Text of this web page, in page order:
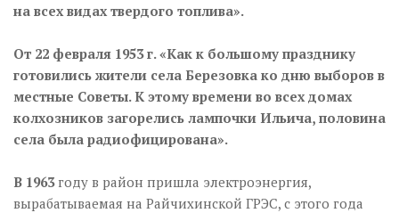
на всех видах твердого топлива».
От 22 февраля 1953 г. «Как к большому празднику
готовились жители села Березовка ко дню выборов в
местные Советы. К этому времени во всех домах
колхозников загорелись лампочки Ильича, половина
села была радиофицирована».
В 1963году в район пришла электроэнергия,
вырабатываемая на Райчихинской ГРЭС, с этого года